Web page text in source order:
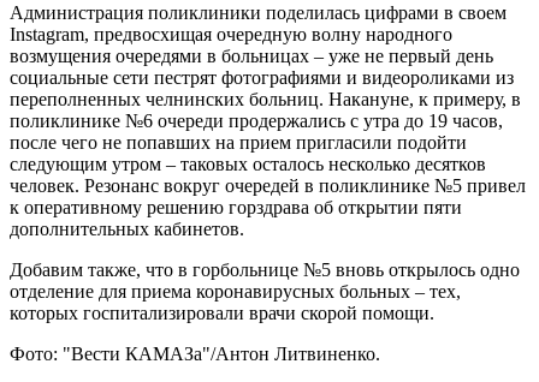
Администрация поликлиники поделилась цифрами в своем
Instagram, предвосхищая очередную волну народного
возмущения очередями в больницах – уже не первый день
социальные сети пестрят фотографиями и видеороликами из
переполненных челнинских больниц. Накануне, к примеру, в
поликлинике №6 очереди продержались с утра до 19 часов,
после чего не попавших на прием пригласили подойти
следующим утром – таковых осталось несколько десятков
человек. Резонанс вокруг очередей в поликлинике №5 привел
к оперативному решению горздрава об открытии пяти
дополнительных кабинетов.
Добавим также, что в горбольнице №5 вновь открылось одно
отделение для приема коронавирусных больных – тех,
которых госпитализировали врачи скорой помощи.
Фото: "Вести КАМАЗа"/Антон Литвиненко.